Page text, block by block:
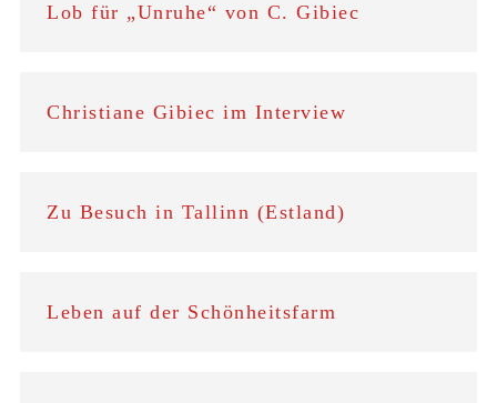
Lob für „Unruhe“ von C. Gibiec
Christiane Gibiec im Interview
Zu Besuch in Tallinn (Estland)
Leben auf der Schönheitsfarm